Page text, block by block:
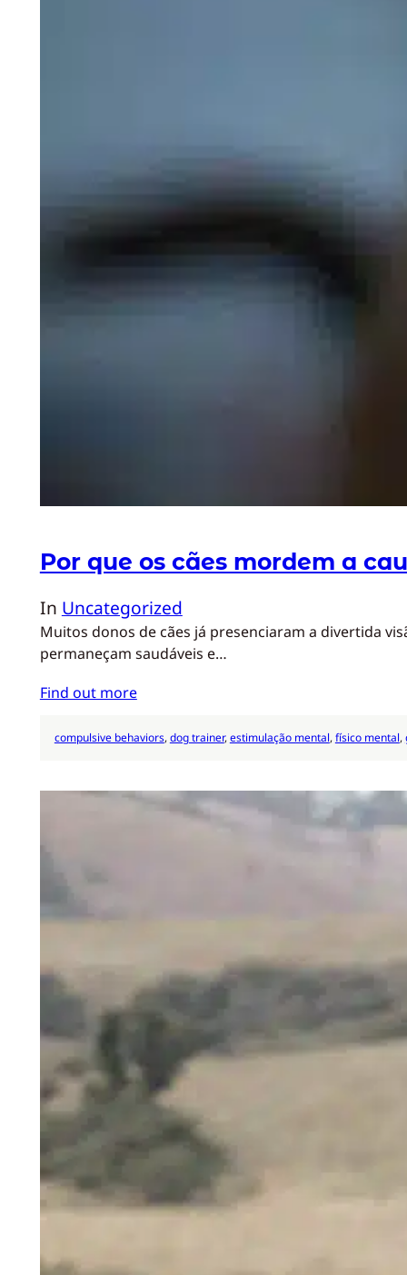
Por que os cães mordem a
In Uncategorized
Muitos donos de cães já presenciaram a divertida
permaneçam saudáveis e…
Find out more
compulsive behaviors, dog trainer, estimulação mental, físico mental,